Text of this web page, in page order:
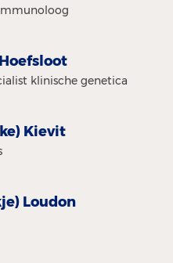
klinische genetica
Kievit
Loudon